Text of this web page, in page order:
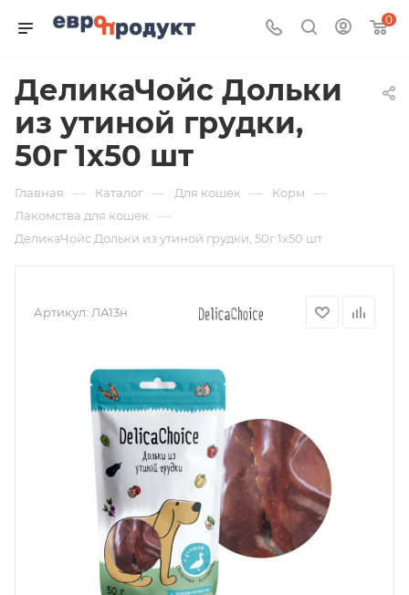
0
ДеликаЧойс Дольки
из утиной грудки,
50г 1х50 шт
Главная — Каталог — Для кошек — Корм —
Лакомства для кошек —
ДеликаЧойс Дольки из утиной грудки, 50г 1х50 шт
Артикул: ЛА13н